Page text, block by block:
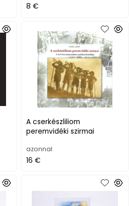
8 €
A cserkészliliom
peremvidéki szirmai
azonnal
16 €